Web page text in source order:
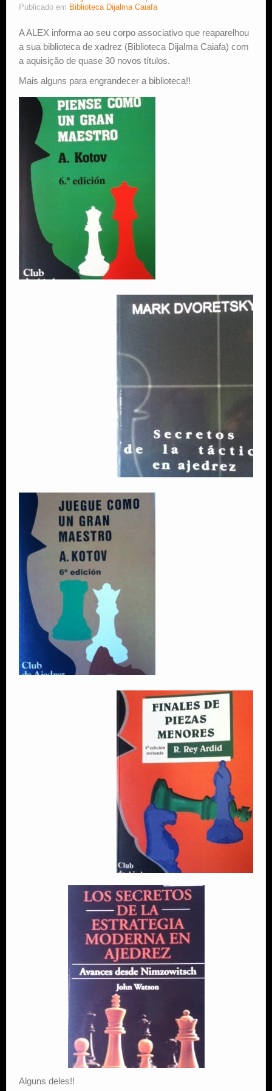
Publicado em Biblioteca Dijalma Caiafa
A ALEX informa ao seu corpo associativo que reaparelhou
a sua biblioteca de xadrez (Biblioteca Dijalma Caiafa) com
a aquisição de quase 30 novos títulos.
Mais alguns para engrandecer a biblioteca!!
Alguns deles!!